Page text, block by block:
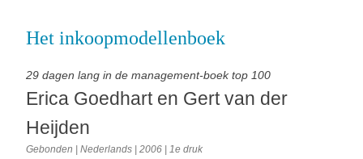
Het inkoopmodellenboek
29 dagen lang in de management-boek top 100
Erica Goedhart en Gert van der
Heijden
Gebonden | Nederlands | 2006 | 1e druk